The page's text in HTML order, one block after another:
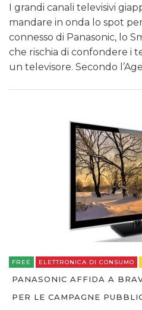
I grandi canali televisivi
mandare in onda lo spot
connesso di Panasonic, lo
che rischia di confondere i
un televisore. Secondo
FREE ELETTRONICA DI CONSUMO
PANASONIC AFFIDA A
PER LE CAMPAGNE